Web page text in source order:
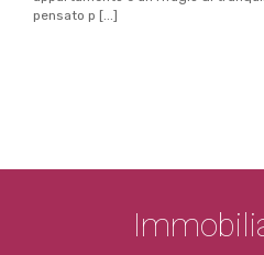
pensato p [...]